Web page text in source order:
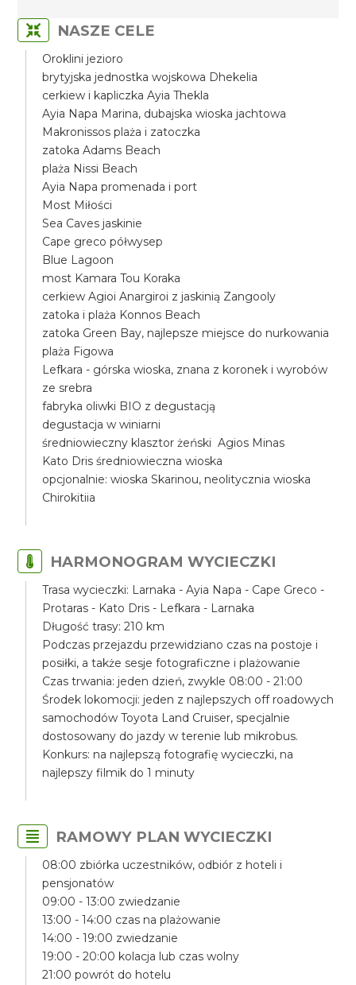
NASZE CELE
Oroklini jezioro
brytyjska jednostka wojskowa Dhekelia
cerkiew i kapliczka Ayia Thekla
Ayia Napa Marina, dubajska wioska jachtowa
Makronissos plaża i zatoczka
zatoka Adams Beach
plaża Nissi Beach
Ayia Napa promenada i port
Most Miłości
Sea Caves jaskinie
Cape greco półwysep
Blue Lagoon
most Kamara Tou Koraka
cerkiew Agioi Anargiroi z jaskinią Zangooly
zatoka i plaża Konnos Beach
zatoka Green Bay, najlepsze miejsce do nurkowania
plaża Figowa
Lefkara - górska wioska, znana z koronek i wyrobów
ze srebra
fabryka oliwki BIO z degustacją
degustacja w winiarni
średniowieczny klasztor żeński Agios Minas
Kato Dris średniowieczna wioska
opcjonalnie: wioska Skarinou, neolitycznia wioska
Chirokitiia
HARMONOGRAM WYCIECZKI
Trasa wycieczki: Larnaka - Ayia Napa - Cape Greco -
Protaras - Kato Dris - Lefkara - Larnaka
Długość trasy: 210 km
Podczas przejazdu przewidziano czas na postoje i
posiłki, a także sesje fotograficzne i plażowanie
Czas trwania: jeden dzień, zwykle 08:00 - 21:00
Środek lokomocji: jeden z najlepszych off roadowych
samochodów Toyota Land Cruiser, specjalnie
dostosowany do jazdy w terenie lub mikrobus.
Konkurs: na najlepszą fotografię wycieczki, na
najlepszy filmik do 1 minuty
RAMOWY PLAN WYCIECZKI
08:00 zbiórka uczestników, odbiór z hoteli i
pensjonatów
09:00 - 13:00 zwiedzanie
13:00 - 14:00 czas na plażowanie
14:00 - 19:00 zwiedzanie
19:00 - 20:00 kolacja lub czas wolny
21:00 powrót do hotelu